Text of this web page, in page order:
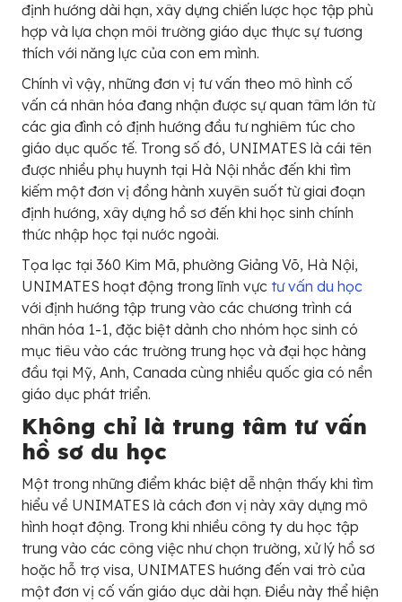
định hướng dài hạn, xây dựng chiến lược học tập phù
hợp và lựa chọn môi trường giáo dục thực sự tương
thích với năng lực của con em mình.
Chính vì vậy, những đơn vị tư vấn theo mô hình cố
vấn cá nhân hóa đang nhận được sự quan tâm lớn từ
các gia đình có định hướng đầu tư nghiêm túc cho
giáo dục quốc tế. Trong số đó, UNIMATES là cái tên
được nhiều phụ huynh tại Hà Nội nhắc đến khi tìm
kiếm một đơn vị đồng hành xuyên suốt từ giai đoạn
định hướng, xây dựng hồ sơ đến khi học sinh chính
thức nhập học tại nước ngoài.
Tọa lạc tại 360 Kim Mã, phường Giảng Võ, Hà Nội,
UNIMATES hoạt động trong lĩnh vực tư vấn du học
với định hướng tập trung vào các chương trình cá
nhân hóa 1-1, đặc biệt dành cho nhóm học sinh có
mục tiêu vào các trường trung học và đại học hàng
đầu tại Mỹ, Anh, Canada cùng nhiều quốc gia có nền
giáo dục phát triển.
Không chỉ là trung tâm tư vấn
hồ sơ du học
Một trong những điểm khác biệt dễ nhận thấy khi tìm
hiểu về UNIMATES là cách đơn vị này xây dựng mô
hình hoạt động. Trong khi nhiều công ty du học tập
trung vào các công việc như chọn trường, xử lý hồ sơ
hoặc hỗ trợ visa, UNIMATES hướng đến vai trò của
một đơn vị cố vấn giáo dục dài hạn. Điều này thể hiện